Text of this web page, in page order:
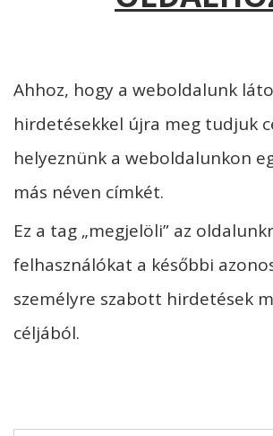
Ahhoz, hogy a weboldalunk
hirdetésekkel újra meg tudjuk
helyeznünk a weboldalunkon
más néven címkét.
Ez a tag „megjelöli” az
felhasználókat a későbbi
személyre szabott hirdetések
céljából.